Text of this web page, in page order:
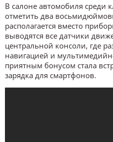
В салоне автомобиля
отметить два
располагается вместо
выводятся все датчики
центральной консоли, где
навигацией и
приятным бонусом стала
зарядка для смартфонов.